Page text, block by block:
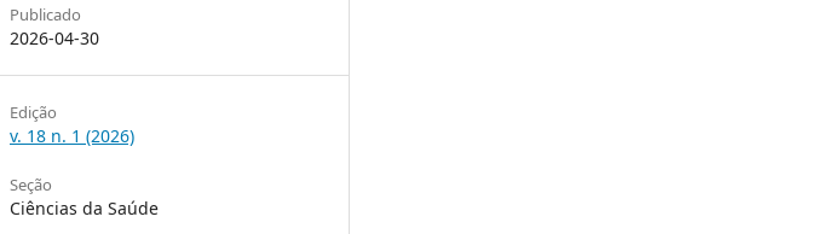
Publicado
2026-04-30
Edição
v. 18 n. 1 (2026)
Seção
Ciências da Saúde